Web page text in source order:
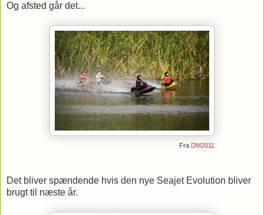
Og afsted går det...
Fra DM2011
Det bliver spændende hvis den nye Seajet Evolution bliver
brugt til næste år.